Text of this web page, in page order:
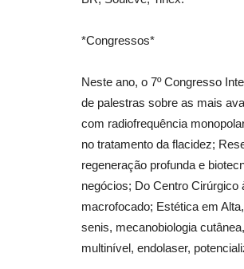
*Congressos*
Neste ano, o 7º Congresso
de palestras sobre as mais
com radiofrequência
no tratamento da flacidez;
regeneração profunda e
negócios; Do Centro
macrofocado; Estética em
senis, mecanobiologia
multinível, endolaser,
Geral